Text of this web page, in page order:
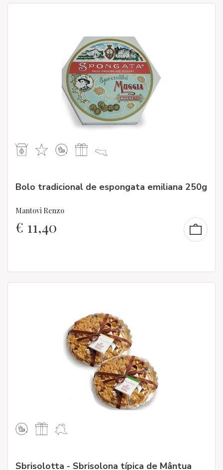
Bolo tradicional de espongata emiliana 250g
Mantovi Renzo
€ 11,40
Sbrisolotta - Sbrisolona típica de Mântua